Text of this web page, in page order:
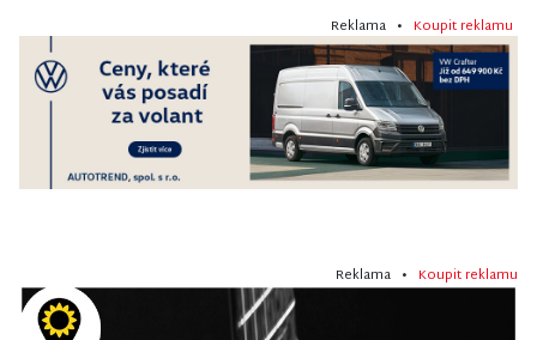
Reklama • Koupit reklamu
Reklama • Koupit reklamu